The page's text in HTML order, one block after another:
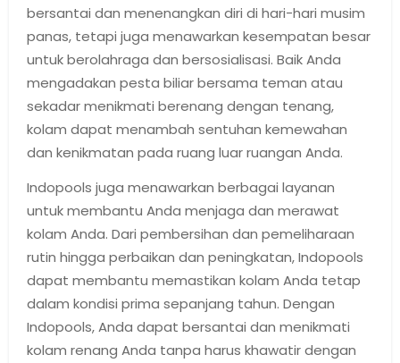
bersantai dan menenangkan diri di hari-hari musim
panas, tetapi juga menawarkan kesempatan besar
untuk berolahraga dan bersosialisasi. Baik Anda
mengadakan pesta biliar bersama teman atau
sekadar menikmati berenang dengan tenang,
kolam dapat menambah sentuhan kemewahan
dan kenikmatan pada ruang luar ruangan Anda.
Indopools juga menawarkan berbagai layanan
untuk membantu Anda menjaga dan merawat
kolam Anda. Dari pembersihan dan pemeliharaan
rutin hingga perbaikan dan peningkatan, Indopools
dapat membantu memastikan kolam Anda tetap
dalam kondisi prima sepanjang tahun. Dengan
Indopools, Anda dapat bersantai dan menikmati
kolam renang Anda tanpa harus khawatir dengan